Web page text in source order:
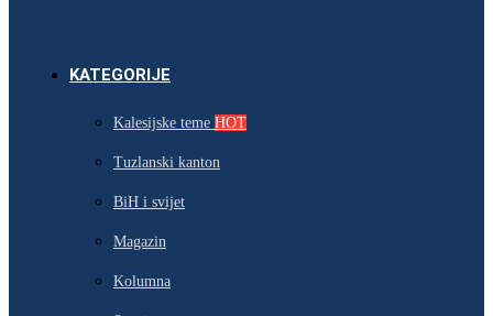
KATEGORIJE
Kalesijske teme HOT
Tuzlanski kanton
BiH i svijet
Magazin
Kolumna